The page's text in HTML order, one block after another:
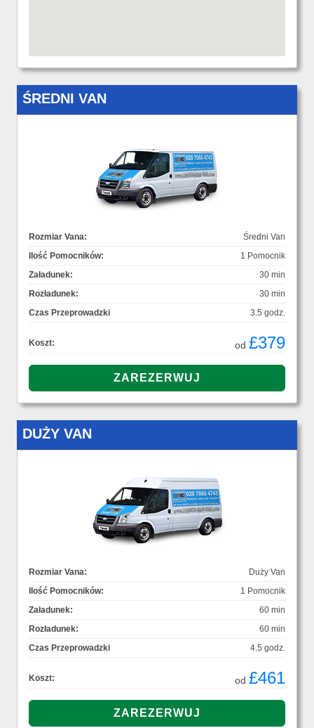
ŚREDNI VAN
Rozmiar Vana:
Średni Van
Ilość Pomocników:
1 Pomocnik
Załadunek:
30 min
Rozładunek:
30 min
Czas Przeprowadzki
3.5 godz.
Koszt: od £379
DUŻY VAN
Rozmiar Vana:
Duży Van
Ilość Pomocników:
1 Pomocnik
Załadunek:
60 min
Rozładunek:
60 min
Czas Przeprowadzki
4.5 godz.
Koszt: od £461